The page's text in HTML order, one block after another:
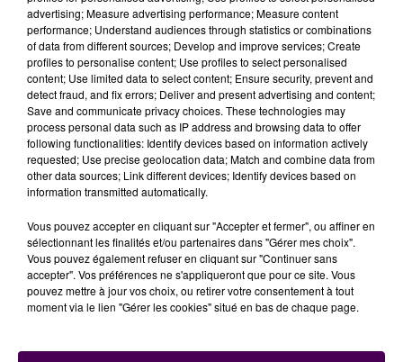
aura des délais importants, c’est évident". La
profession estime qu’un million et demi de véhicules
supplémentairesdevront être contrôlés ces
prochains mois.
Laurent Palmier, président du réseau Sécuritest :
advertising; Measure advertising performance; Measure content
performance; Understand audiences through statistics or combinations
of data from different sources; Develop and improve services; Create
profiles to personalise content; Use profiles to select personalised
content; Use limited data to select content; Ensure security, prevent and
detect fraud, and fix errors; Deliver and present advertising and content;
Save and communicate privacy choices. These technologies may
process personal data such as IP address and browsing data to offer
following functionalities: Identify devices based on information actively
requested; Use precise geolocation data; Match and combine data from
other data sources; Link different devices; Identify devices based on
information transmitted automatically.
Vous pouvez accepter en cliquant sur "Accepter et fermer", ou affiner en
sélectionnant les finalités et/ou partenaires dans "Gérer mes choix".
Vous pouvez également refuser en cliquant sur "Continuer sans
accepter". Vos préférences ne s'appliqueront que pour ce site. Vous
pouvez mettre à jour vos choix, ou retirer votre consentement à tout
moment via le lien "Gérer les cookies" situé en bas de chaque page.